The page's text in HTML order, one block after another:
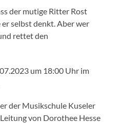
der mutige Ritter Rost
selbst denkt. Aber wer
rettet den
um 18:00 Uhr im
der Musikschule Kuseler
von Dorothee Hesse